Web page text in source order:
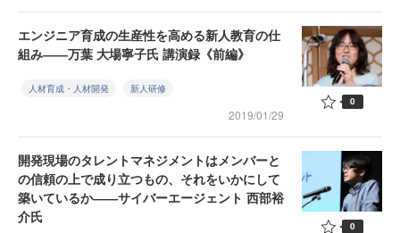
エンジニア育成の生産性を高める新人教育の仕
組み――万葉 大場寧子氏 講演録《前編》
人材育成・人材開発 新人研修
2019/01/29
0
開発現場のタレントマネジメントはメンバーと
の信頼の上で成り立つもの、それをいかにして
築いているか――サイバーエージェント 西部裕
介氏
0